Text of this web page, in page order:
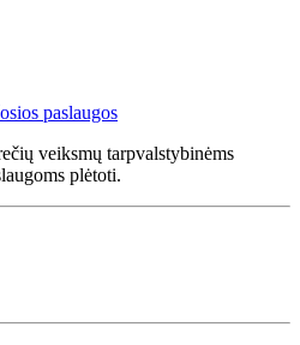
paslaugos
veiksmų tarpvalstybinėms
plėtoti.